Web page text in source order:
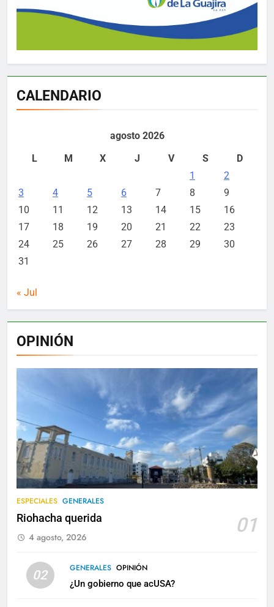
CALENDARIO
agosto 2026
L
M X J V S
D
1
2
3
4 5 6 7 8
9
10
11 12 13 14 15
16
17
18 19 20 21 22
23
24
25 26 27 28 29
30
31
« Jul
OPINIÓN
ESPECIALES GENERALES
Riohacha querida 01
4 agosto, 2026
02 GENERALES OPINIÓN
¿Un gobierno que acUSA?